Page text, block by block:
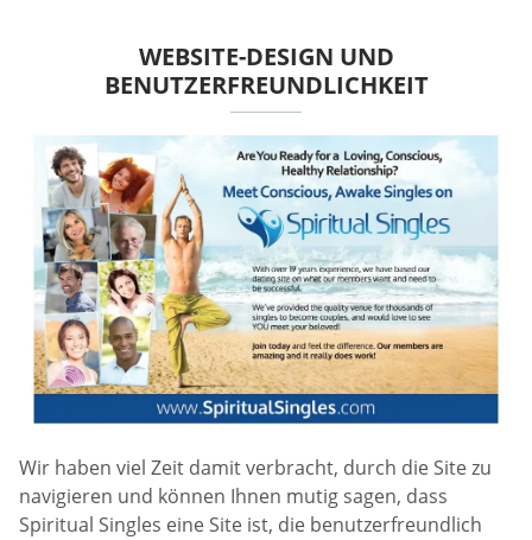
WEBSITE-DESIGN UND
BENUTZERFREUNDLICHKEIT
Wir haben viel Zeit damit verbracht, durch die Site zu
navigieren und können Ihnen mutig sagen, dass
Spiritual Singles eine Site ist, die benutzerfreundlich